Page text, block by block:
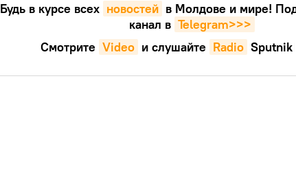
Будь в курсе всех новостей в Молдове и мире!
канал в Telegram>>>
Смотрите Video и слушайте Radio Sputnik